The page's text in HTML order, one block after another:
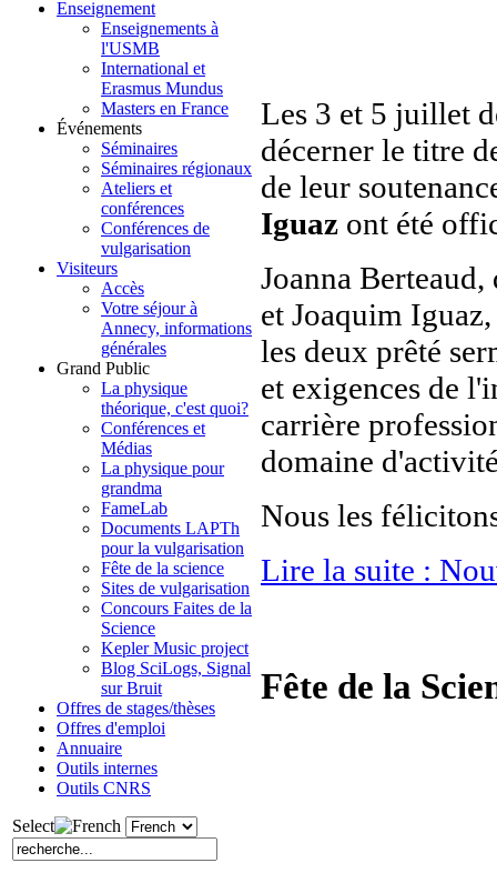
Enseignement
Enseignements à
l'USMB
International et
Erasmus Mundus
Masters en France
Événements
Séminaires
Séminaires régionaux
Ateliers et
conférences
Conférences de
vulgarisation
Visiteurs
Accès
Votre séjour à
Annecy, informations
générales
Grand Public
La physique
théorique, c'est quoi?
Conférences et
Médias
La physique pour
grandma
FameLab
Documents LAPTh
pour la vulgarisation
Fête de la science
Sites de vulgarisation
Concours Faites de la
Science
Kepler Music project
Blog SciLogs, Signal
sur Bruit
Offres de stages/thèses
Offres d'emploi
Annuaire
Outils internes
Outils CNRS
Select
Les 3 et 5 juillet
décerner le titre
de leur
Iguaz ont été
Joanna
et Joaquim
les deux prêté
et exigences de
carrière
domaine
Nous les
Lire la suite :
Fête de la